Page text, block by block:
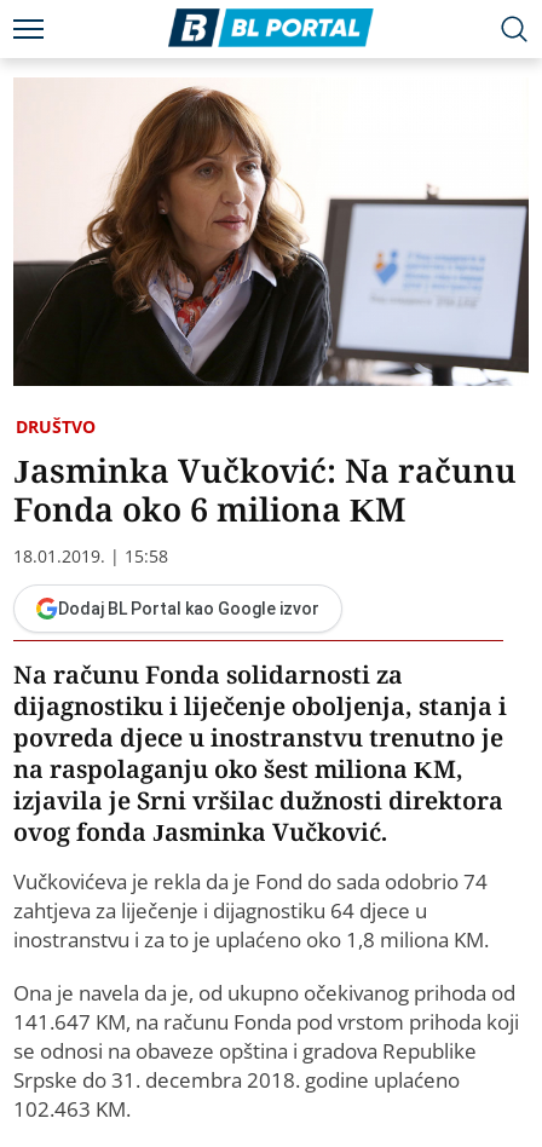
DRUŠTVO
Jasminka Vučković: Na računu
Fonda oko 6 miliona KM
18.01.2019. | 15:58
Dodaj BL Portal kao Google izvor
Na računu Fonda solidarnosti za
dijagnostiku i liječenje oboljenja, stanja i
povreda djece u inostranstvu trenutno je
na raspolaganju oko šest miliona KM,
izjavila je Srni vršilac dužnosti direktora
ovog fonda Jasminka Vučković.
Vučkovićeva je rekla da je Fond do sada odobrio 74
zahtjeva za liječenje i dijagnostiku 64 djece u
inostranstvu i za to je uplaćeno oko 1,8 miliona KM.
Ona je navela da je, od ukupno očekivanog prihoda od
141.647 KM, na računu Fonda pod vrstom prihoda koji
se odnosi na obaveze opština i gradova Republike
Srpske do 31. decembra 2018. godine uplaćeno
102.463 KM.